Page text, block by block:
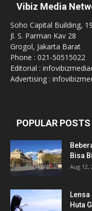
Vibiz Media
Soho Capital Building,
Jl. S. Parman Kav 28
Grogol, Jakarta Barat
Phone : 021-50515022
Editorial :
Advertising :
POPULAR POSTS
Bisa
Aug 12,
Huta